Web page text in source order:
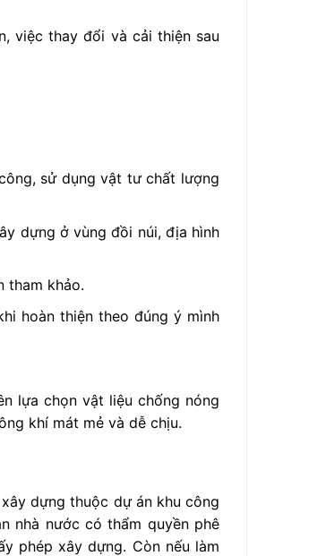
việc thay đổi và cải thiện sau
sử dụng vật tư chất lượng
dựng ở vùng đồi núi, địa hình
tham khảo.
hoàn thiện theo đúng ý mình
lựa chọn vật liệu chống nóng
khí mát mẻ và dễ chịu.
dựng thuộc dự án khu công
nhà nước có thẩm quyền phê
phép xây dựng. Còn nếu làm